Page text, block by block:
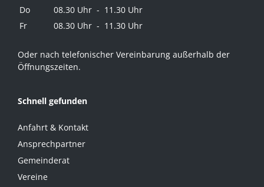
Do
08.30 Uhr - 11.30 Uhr
Fr
08.30 Uhr - 11.30 Uhr
Oder nach telefonischer Vereinbarung außerhalb der
Öffnungszeiten.
Schnell gefunden
Anfahrt & Kontakt
Ansprechpartner
Gemeinderat
Vereine